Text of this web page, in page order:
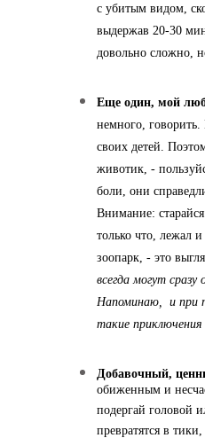
с убитым видом,
выдержав 20-30
довольно сложно,
Еще один, мой
немного,
своих детей.
животик, -
боли, они
Внимание:
только что, лежал
зоопарк, - это
всегда могут
Напоминаю, и при
такие
Добавочный,
обиженным и
подергай головой
превратятся в